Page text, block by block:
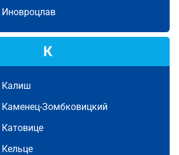
Иновроцлав
К
Калиш
Каменец-Зомбковицкий
Катовице
Кельце